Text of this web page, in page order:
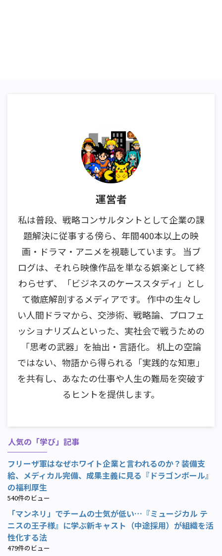
運営者
私は普段、戦略コンサルタントとして企業の課
題解決に従事する傍ら、年間400本以上の映
画・ドラマ・アニメを視聴しています。 当ブ
ログは、それら映像作品を単なる娯楽として終
わらせず、「ビジネスのケーススタディ」とし
て徹底解剖するメディアです。 作中の生々し
い人間ドラマから、交渉術、戦略論、プロフェ
ッショナリズムといった、実社会で戦うための
「思考の武器」を抽出・言語化。 机上の空論
ではない、物語から得られる「実践的な知恵」
を共有し、あなたの仕事や人生の難局を突破す
るヒントを提供します。
人気の「学び」記事
フリーザ軍はなぜホワイト企業と言われるのか？装備支
給、メディカル完備、成果主義に見る『ドラゴンボール』
の福利厚生
540件のビュー
「マンネリ」でチームの士気が低い…『ミュージカル テ
ニスの王子様』に学ぶ新キャスト（中途採用）が組織を活
性化する法
479件のビュー